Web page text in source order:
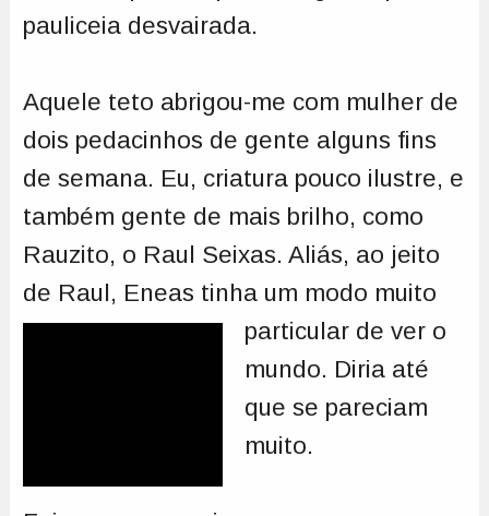
pauliceia desvairada.
Aquele teto abrigou-me com mulher de
dois pedacinhos de gente alguns fins
de semana. Eu, criatura pouco ilustre, e
também gente de mais brilho, como
Rauzito, o Raul Seixas. Aliás, ao jeito
de Raul, Eneas tinha um modo muito
particular de ver o
mundo. Diria até
que se pareciam
muito.